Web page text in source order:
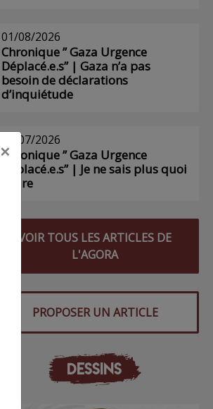
01/08/2026
Chronique ” Gaza Urgence
Déplacé.e.s” | Gaza n’a pas
besoin de déclarations
d’inquiétude
29/07/2026
Chronique ” Gaza Urgence
Déplacé.e.s” | Je ne sais plus quoi
écrire
VOIR TOUS LES ARTICLES DE
L'AGORA
PROPOSER UN ARTICLE
DESSINS
×